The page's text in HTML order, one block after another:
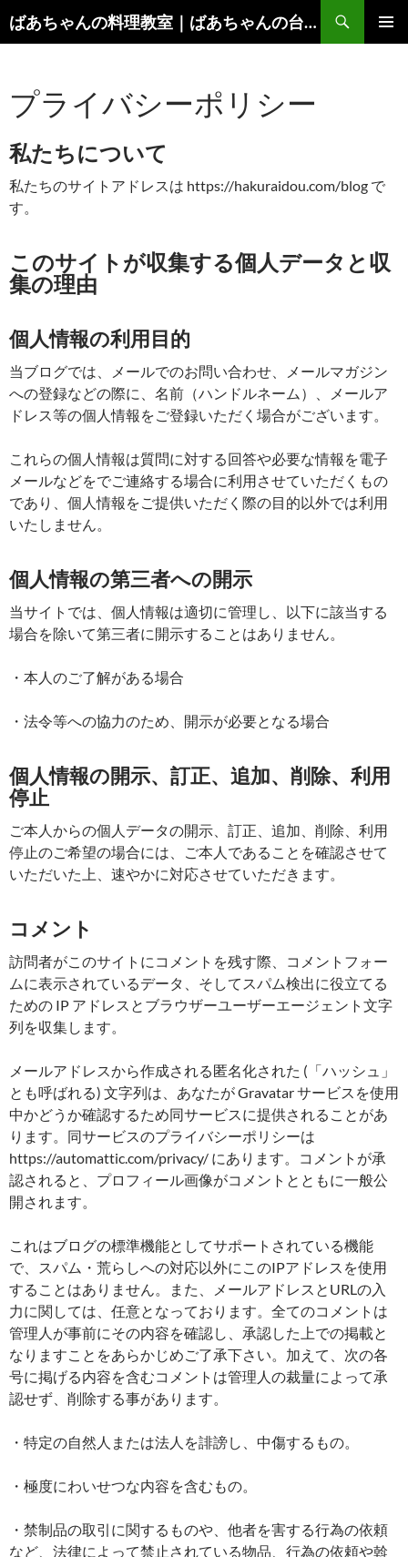
ン
ツ
ス
キ
ッ
プ
ばあちゃんの料理教室｜ばあちゃんの台所から学ぶ、食と健康の知恵
索
プライバシーポリシー
私たちについて
私たちのサイトアドレスは https://hakuraidou.com/blog で
す。
このサイトが収集する個人データと収
集の理由
個人情報の利用目的
当ブログでは、メールでのお問い合わせ、メールマガジン
への登録などの際に、名前（ハンドルネーム）、メールア
ドレス等の個人情報をご登録いただく場合がございます。
これらの個人情報は質問に対する回答や必要な情報を電子
メールなどをでご連絡する場合に利用させていただくもの
であり、個人情報をご提供いただく際の目的以外では利用
いたしません。
個人情報の第三者への開示
当サイトでは、個人情報は適切に管理し、以下に該当する
場合を除いて第三者に開示することはありません。
・本人のご了解がある場合
・法令等への協力のため、開示が必要となる場合
個人情報の開示、訂正、追加、削除、利用
停止
ご本人からの個人データの開示、訂正、追加、削除、利用
停止のご希望の場合には、ご本人であることを確認させて
いただいた上、速やかに対応させていただきます。
コメント
訪問者がこのサイトにコメントを残す際、コメントフォー
ムに表示されているデータ、そしてスパム検出に役立てる
ための IP アドレスとブラウザーユーザーエージェント文字
列を収集します。
メールアドレスから作成される匿名化された (「ハッシュ」
とも呼ばれる) 文字列は、あなたが Gravatar サービスを使用
中かどうか確認するため同サービスに提供されることがあ
ります。同サービスのプライバシーポリシーは
https://automattic.com/privacy/ にあります。コメントが承
認されると、プロフィール画像がコメントとともに一般公
開されます。
これはブログの標準機能としてサポートされている機能
で、スパム・荒らしへの対応以外にこのIPアドレスを使用
することはありません。また、メールアドレスとURLの入
力に関しては、任意となっております。全てのコメントは
管理人が事前にその内容を確認し、承認した上での掲載と
なりますことをあらかじめご了承下さい。加えて、次の各
号に掲げる内容を含むコメントは管理人の裁量によって承
認せず、削除する事があります。
・特定の自然人または法人を誹謗し、中傷するもの。
・極度にわいせつな内容を含むもの。
・禁制品の取引に関するものや、他者を害する行為の依頼
など、法律によって禁止されている物品、行為の依頼や斡